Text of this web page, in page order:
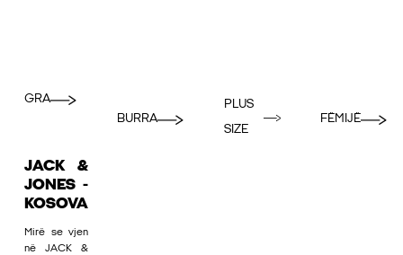
GRA
BURRA
PLUS
SIZE
FËMIJË
JACK &
JONES -
KOSOVA
Mirë se vjen
në JACK &